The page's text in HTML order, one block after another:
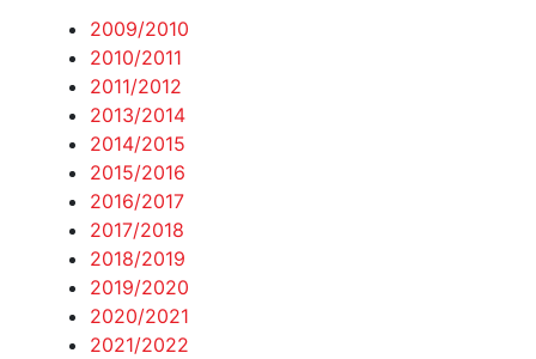
2009/2010
2010/2011
2011/2012
2013/2014
2014/2015
2015/2016
2016/2017
2017/2018
2018/2019
2019/2020
2020/2021
2021/2022